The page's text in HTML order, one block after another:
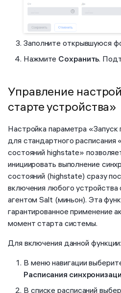
Заполните открывшуюся
Нажмите Сохранить.
Управление
старте устройства»
Настройка параметра «Запуск
для стандартного расписания
состояний highstate»
инициировать выполнение
состояний (highstate) сразу
включения любого устройства
агентом Salt (миньон). Эта
гарантированное применение
момент старта системы.
Для включения данной функции:
В меню навигации
Расписания
В списке расписаний